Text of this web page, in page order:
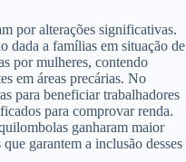
por alterações significativas.
dada a famílias em situação de
por mulheres, contendo
em áreas precárias. No
para beneficiar trabalhadores
para comprovar renda.
ganharam maior
garantem a inclusão desses